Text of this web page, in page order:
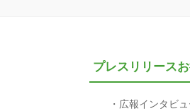
プレスリリース
広報インタビュ